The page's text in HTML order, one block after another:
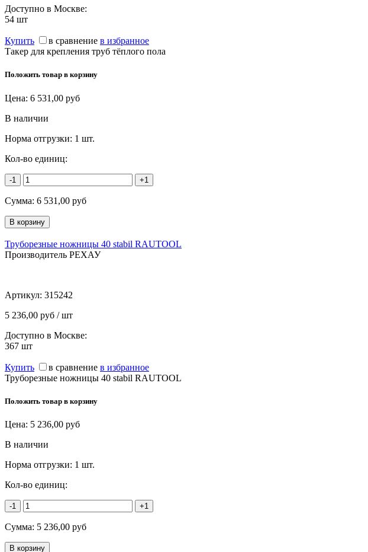
Доступно в Москве:
54 шт
Купить в сравнение в избранное
Такер для крепления труб тёплого пола
Положить товар в корзину
Цена: 6 531,00 руб
В наличии
Норма отгрузки: 1 шт.
Кол-во единиц:
-1 +1
Сумма: 6 531,00 руб
Труборезные ножницы 40 stabil RAUTOOL
Производитель РЕХАУ
Артикул: 315242
5 236,00 руб / шт
Доступно в Москве:
367 шт
Купить в сравнение в избранное
Труборезные ножницы 40 stabil RAUTOOL
Положить товар в корзину
Цена: 5 236,00 руб
В наличии
Норма отгрузки: 1 шт.
Кол-во единиц:
-1 +1
Сумма: 5 236,00 руб